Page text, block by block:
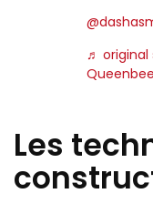
♬ original
Queenbee
Les